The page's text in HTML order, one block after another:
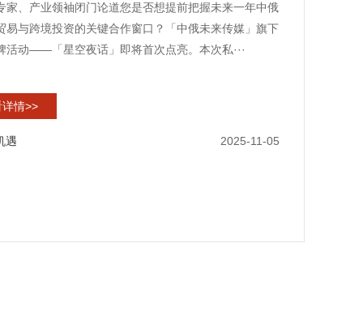
家、产业领袖闭门论道您是否想提前把握未来一年中俄
易与跨境投资的关键合作窗口？「中俄未来传媒」旗下
活动——「星空夜话」即将首次点亮。本次私···
情>>
遇 2025-11-05